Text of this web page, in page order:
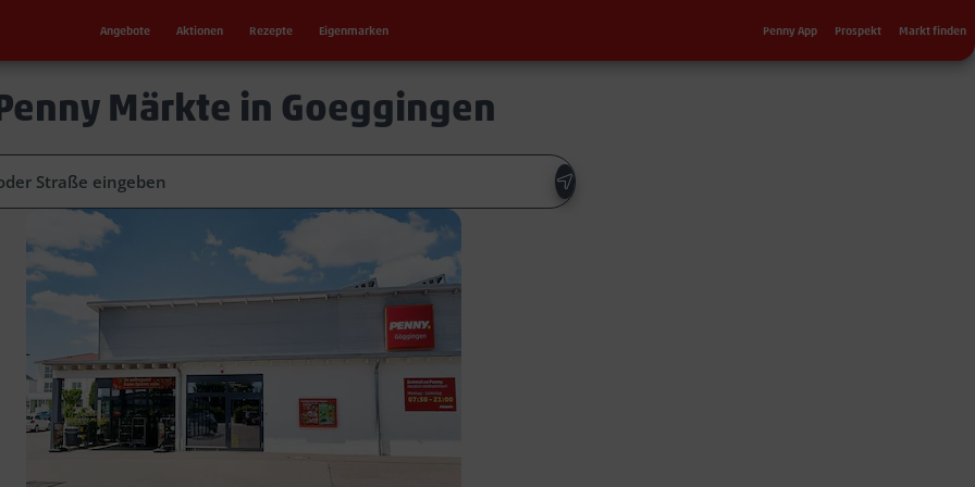
Angebote Aktionen Rezepte Eigenmarken Sekundärnavigation
Penny App Prospekt Markt finden
Märkte in Goeggingen